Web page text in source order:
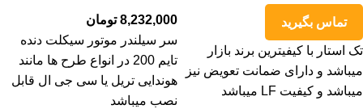
تماس بگیرید
تک استار با کیفیترین برند بازار
میباشد و دارای ضمانت تعویض نیز
میباشد و کیفیت LF میباشد
8,232,000 تومان
سر سیلندر موتور سیکلت دنده
تایم 200 در انواع طرح ها مانند
هوندایی تریل یا سی جی ال قابل
نصب میباشد